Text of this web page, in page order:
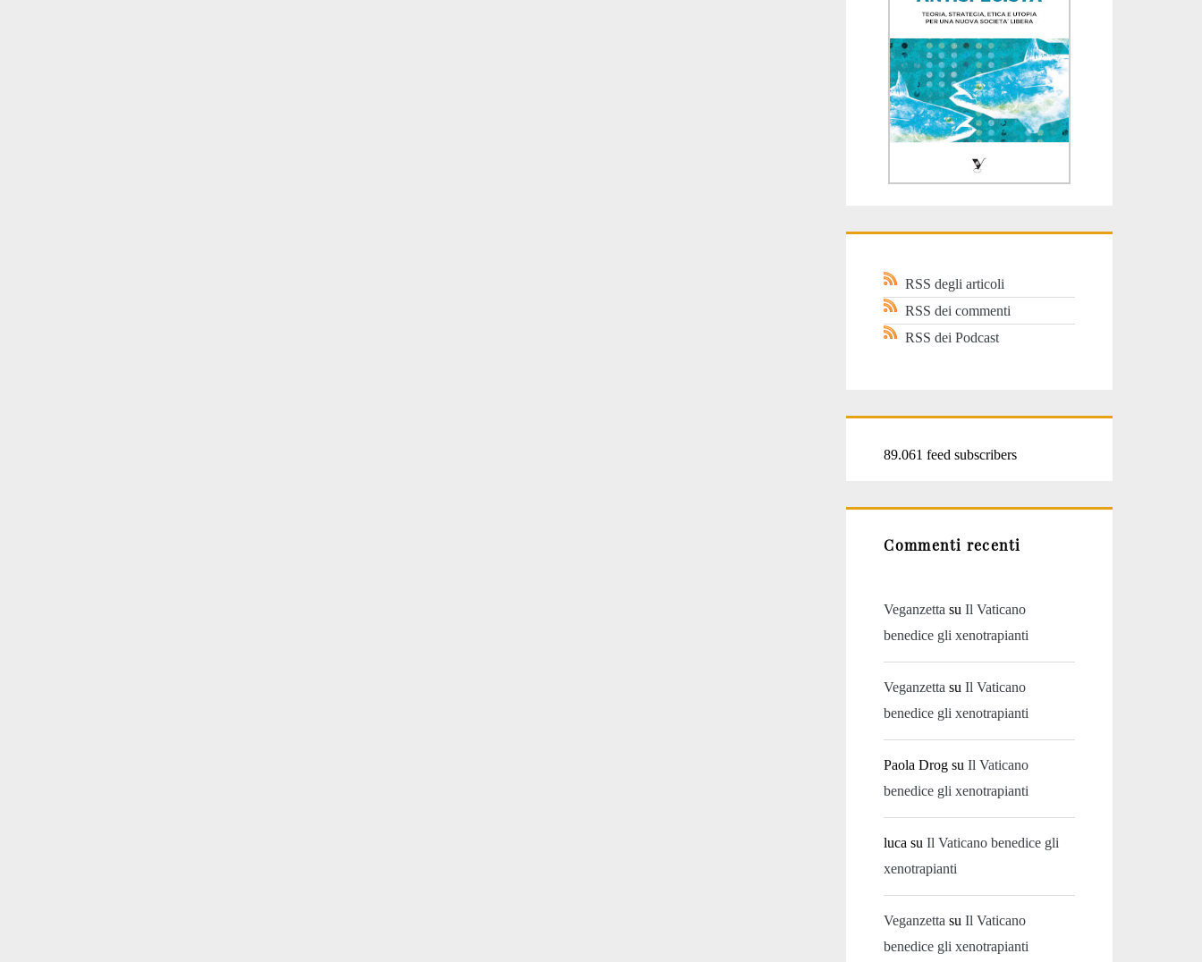
RSS degli articoli
RSS dei commenti
RSS dei Podcast
89.061 feed subscribers
Commenti recenti
Veganzetta suIl Vaticano
benedice gli xenotrapianti
Veganzetta suIl Vaticano
benedice gli xenotrapianti
Paola Drog suIl Vaticano
benedice gli xenotrapianti
luca suIl Vaticano benedice gli
xenotrapianti
Veganzetta suIl Vaticano
benedice gli xenotrapianti